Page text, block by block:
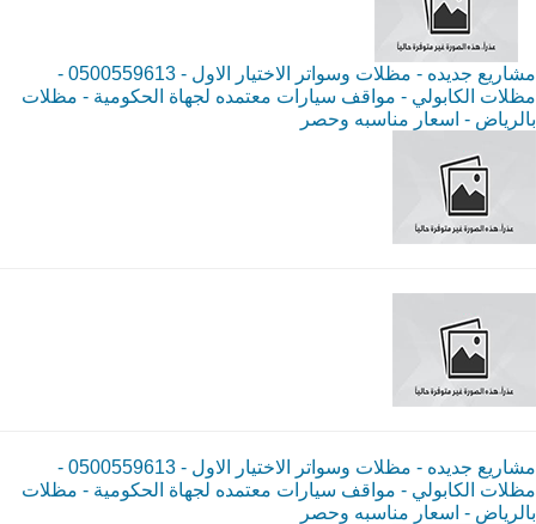
مشاريع جديده - مظلات وسواتر الاختيار الاول - 0500559613 -
مظلات الكابولي - مواقف سيارات معتمده لجهاة الحكومية - مظلات
بالرياض - اسعار مناسبه وحصر
مشاريع جديده - مظلات وسواتر الاختيار الاول - 0500559613 -
مظلات الكابولي - مواقف سيارات معتمده لجهاة الحكومية - مظلات
بالرياض - اسعار مناسبه وحصر